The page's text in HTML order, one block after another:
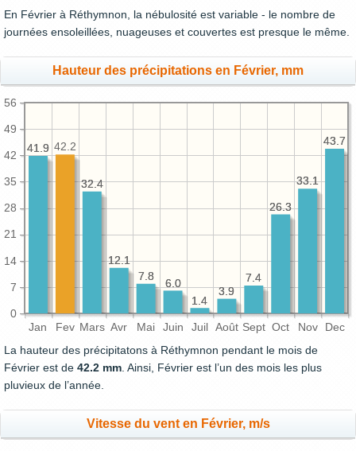
En Février à Réthymnon, la nébulosité est variable - le nombre de
journées ensoleillées, nuageuses et couvertes est presque le même.
Hauteur des précipitations en Février, mm
Jan Fev Mars Avr Mai Juin Juil Août Sept Oct Nov Dec
0
7
14
21
28
35
42
49
56
43.7
33.1
26.3
7.4
3.9
1.4
6.0
7.8
12.1
32.4
41.9
43.7
33.1
26.3
7.4
3.9
1.4
6.0
7.8
12.1
32.4
42.2
41.9
La hauteur des précipitatons à Réthymnon pendant le mois de
Février est de 42.2 mm. Ainsi, Février est l’un des mois les plus
pluvieux de l’année.
Vitesse du vent en Février, m/s